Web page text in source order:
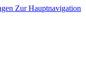
Zur Hauptnavigation